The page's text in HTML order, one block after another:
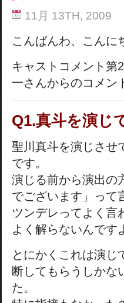
11月 13TH, 2009
こんばんわ、こんに
キャストコメント第
一さんからのコメン
Q1.真斗を演じ
聖川真斗を演じさせ
です。
演じる前から演出の
でございます」って
ツンデレってよく言
よく解らないんです
とにかくこれは演じ
断してもらうしかな
た。